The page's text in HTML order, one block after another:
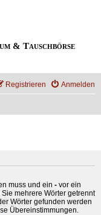
& Tauschbörse
Anmelden
Registrieren
muss und ein - vor ein
mehrere Wörter getrennt
Wörter gefunden werden
Übereinstimmungen.